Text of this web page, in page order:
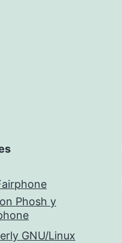
Phosh y
GNU/Linux